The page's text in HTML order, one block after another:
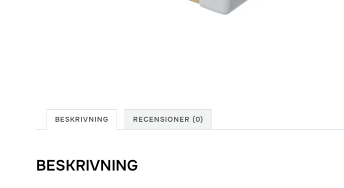
BESKRIVNING RECENSIONER (0)
BESKRIVNING